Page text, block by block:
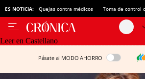
ES NOTICIA: Quejas contra médicos Toma de control
Leer en Castellano
Pásate al MODO AHORRO